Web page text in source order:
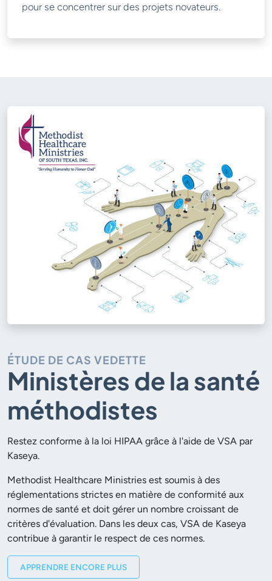
pour se concentrer sur des projets novateurs.
ÉTUDE DE CAS VEDETTE
Ministères de la santé
méthodistes
Restez conforme à la loi HIPAA grâce à l'aide de VSA par
Kaseya.
Methodist Healthcare Ministries est soumis à des
réglementations strictes en matière de conformité aux
normes de santé et doit gérer un nombre croissant de
critères d'évaluation. Dans les deux cas, VSA de Kaseya
contribue à garantir le respect de ces normes.
APPRENDRE ENCORE PLUS